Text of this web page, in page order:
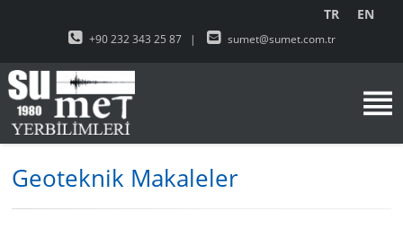
+90 232 343 25 87| sumet@sumet.com.tr
TR EN
Geoteknik Makaleler